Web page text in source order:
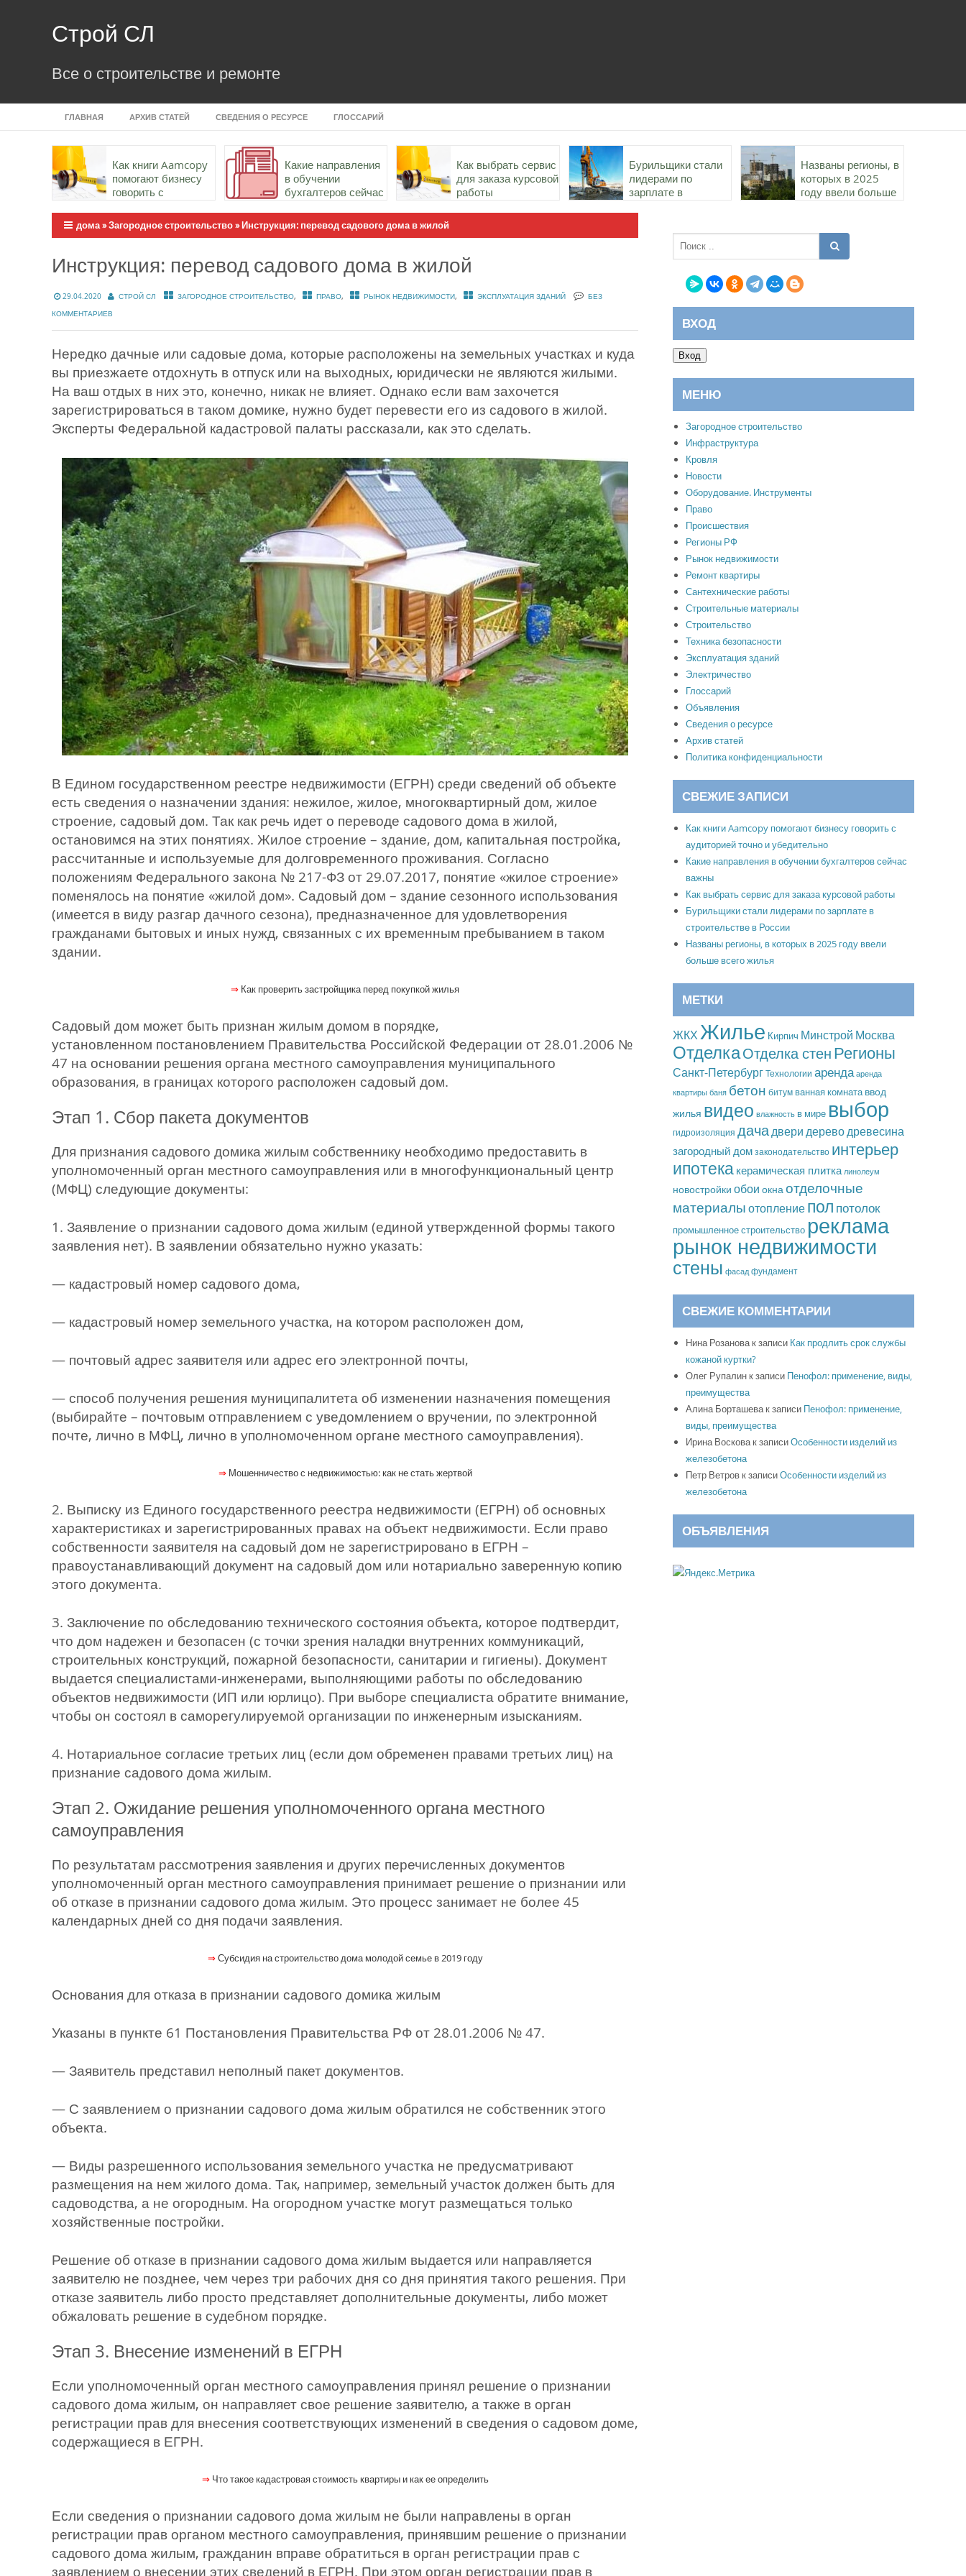
Строй СЛ
Все о строительстве и ремонте
ГЛАВНАЯ АРХИВ СТАТЕЙ СВЕДЕНИЯ О РЕСУРСЕ ГЛОССАРИЙ
Как книги Aamcopy
помогают бизнесу
говорить с
убедительно
Какие направления
в обучении
бухгалтеров сейчас
Как выбрать сервис
для заказа курсовой
работы
Бурильщики стали
лидерами по
зарплате в
Названы регионы, в
которых в 2025
году ввели больше
дома»Загородное строительство»Инструкция: перевод садового дома в жилой
Инструкция: перевод садового дома в жилой
29.04.2020 СТРОЙ СЛ ЗАГОРОДНОЕ СТРОИТЕЛЬСТВО, ПРАВО, РЫНОК НЕДВИЖИМОСТИ, ЭКСПЛУАТАЦИЯ ЗДАНИЙ
БЕЗ
КОММЕНТАРИЕВ
Нередко дачные или садовые дома, которые расположены на земельных участках и куда
вы приезжаете отдохнуть в отпуск или на выходных, юридически не являются жилыми.
На ваш отдых в них это, конечно, никак не влияет. Однако если вам захочется
зарегистрироваться в таком домике, нужно будет перевести его из садового в жилой.
Эксперты Федеральной кадастровой палаты рассказали, как это сделать.
В Едином государственном реестре недвижимости (ЕГРН) среди сведений об объекте
есть сведения о назначении здания: нежилое, жилое, многоквартирный дом, жилое
строение, садовый дом. Так как речь идет о переводе садового дома в жилой,
остановимся на этих понятиях. Жилое строение – здание, дом, капитальная постройка,
рассчитанные и используемые для долговременного проживания. Согласно
положениям Федерального закона № 217-ФЗ от 29.07.2017, понятие «жилое строение»
поменялось на понятие «жилой дом». Садовый дом – здание сезонного использования
(имеется в виду разгар дачного сезона), предназначенное для удовлетворения
гражданами бытовых и иных нужд, связанных с их временным пребыванием в таком
здании.
⇒ Как проверить застройщика перед покупкой жилья
Садовый дом может быть признан жилым домом в порядке,
установленном постановлением Правительства Российской Федерации от 28.01.2006 №
47 на основании решения органа местного самоуправления муниципального
образования, в границах которого расположен садовый дом.
Этап 1. Сбор пакета документов
Для признания садового домика жилым собственнику необходимо предоставить в
уполномоченный орган местного самоуправления или в многофункциональный центр
(МФЦ) следующие документы:
1. Заявление о признании садового дома жилым (единой утвержденной формы такого
заявления нет). В заявлении обязательно нужно указать:
— кадастровый номер садового дома,
— кадастровый номер земельного участка, на котором расположен дом,
— почтовый адрес заявителя или адрес его электронной почты,
— способ получения решения муниципалитета об изменении назначения помещения
(выбирайте – почтовым отправлением с уведомлением о вручении, по электронной
почте, лично в МФЦ, лично в уполномоченном органе местного самоуправления).
⇒ Мошенничество с недвижимостью: как не стать жертвой
2. Выписку из Единого государственного реестра недвижимости (ЕГРН) об основных
характеристиках и зарегистрированных правах на объект недвижимости. Если право
собственности заявителя на садовый дом не зарегистрировано в ЕГРН –
правоустанавливающий документ на садовый дом или нотариально заверенную копию
этого документа.
3. Заключение по обследованию технического состояния объекта, которое подтвердит,
что дом надежен и безопасен (с точки зрения наладки внутренних коммуникаций,
строительных конструкций, пожарной безопасности, санитарии и гигиены). Документ
выдается специалистами-инженерами, выполняющими работы по обследованию
объектов недвижимости (ИП или юрлицо). При выборе специалиста обратите внимание,
чтобы он состоял в саморегулируемой организации по инженерным изысканиям.
4. Нотариальное согласие третьих лиц (если дом обременен правами третьих лиц) на
признание садового дома жилым.
Этап 2. Ожидание решения уполномоченного органа местного
самоуправления
По результатам рассмотрения заявления и других перечисленных документов
уполномоченный орган местного самоуправления принимает решение о признании или
об отказе в признании садового дома жилым. Это процесс занимает не более 45
календарных дней со дня подачи заявления.
⇒Субсидия на строительство дома молодой семье в 2019 году
Основания для отказа в признании садового домика жилым
Указаны в пункте 61 Постановления Правительства РФ от 28.01.2006 № 47.
— Заявитель представил неполный пакет документов.
— С заявлением о признании садового дома жилым обратился не собственник этого
объекта.
— Виды разрешенного использования земельного участка не предусматривают
размещения на нем жилого дома. Так, например, земельный участок должен быть для
садоводства, а не огородным. На огородном участке могут размещаться только
хозяйственные постройки.
Решение об отказе в признании садового дома жилым выдается или направляется
заявителю не позднее, чем через три рабочих дня со дня принятия такого решения. При
отказе заявитель либо просто представляет дополнительные документы, либо может
обжаловать решение в судебном порядке.
Этап 3. Внесение изменений в ЕГРН
Если уполномоченный орган местного самоуправления принял решение о признании
садового дома жилым, он направляет свое решение заявителю, а также в орган
регистрации прав для внесения соответствующих изменений в сведения о садовом доме,
содержащиеся в ЕГРН.
⇒ Что такое кадастровая стоимость квартиры и как ее определить
Если сведения о признании садового дома жилым не были направлены в орган
регистрации прав органом местного самоуправления, принявшим решение о признании
садового дома жилым, гражданин вправе обратиться в орган регистрации прав с
заявлением о внесении этих сведений в ЕГРН. При этом орган регистрации прав в
ВХОД
Вход
МЕНЮ
Загородное строительство
Инфраструктура
Кровля
Новости
Оборудование. Инструменты
Право
Происшествия
Регионы РФ
Рынок недвижимости
Ремонт квартиры
Сантехнические работы
Строительные материалы
Строительство
Техника безопасности
Эксплуатация зданий
Электричество
Глоссарий
Объявления
Сведения о ресурсе
Архив статей
Политика конфиденциальности
СВЕЖИЕ ЗАПИСИ
Как книги Aamcopy помогают бизнесу говорить с
аудиторией точно и убедительно
Какие направления в обучении бухгалтеров сейчас
важны
Как выбрать сервис для заказа курсовой работы
Бурильщики стали лидерами по зарплате в
строительстве в России
Названы регионы, в которых в 2025 году ввели
больше всего жилья
МЕТКИ
ЖКХЖилье Кирпич Минстрой Москва
ОтделкаОтделка стенРегионы
Санкт-Петербург Технологии аренда аренда
квартиры баня бетон битум ванная комната ввод
жилья видео влажность в мире выбор
гидроизоляция дачадверидереводревесина
загородный дом законодательство интерьер
ипотека керамическая плитка линолеум
новостройки обои окна отделочные
материалыотоплениепол потолок
промышленное строительство реклама
рынок недвижимости
стены фасад фундамент
СВЕЖИЕ КОММЕНТАРИИ
Нина Розановак записи Как продлить срок службы
кожаной куртки?
Олег Рупалин к записи Пенофол: применение, виды,
преимущества
Алина Борташевак записи Пенофол: применение,
виды, преимущества
Ирина Восковак записиОсобенности изделий из
железобетона
Петр Ветров к записиОсобенности изделий из
железобетона
ОБЪЯВЛЕНИЯ